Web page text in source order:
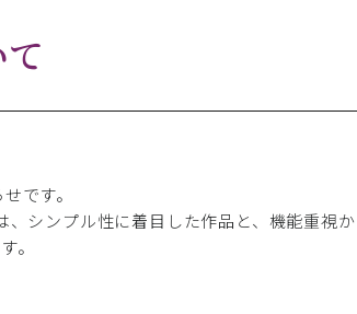
です。
シンプル性に着目した作品と、機能重視
。